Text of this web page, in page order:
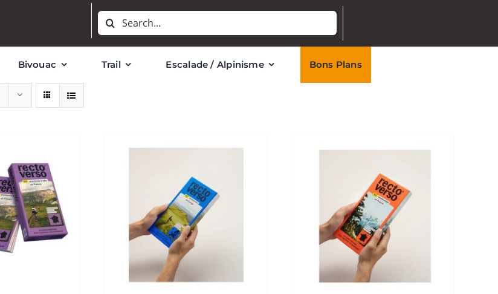
Rechercher:
Bivouac Trail Escalade / Alpinisme Bons Plans